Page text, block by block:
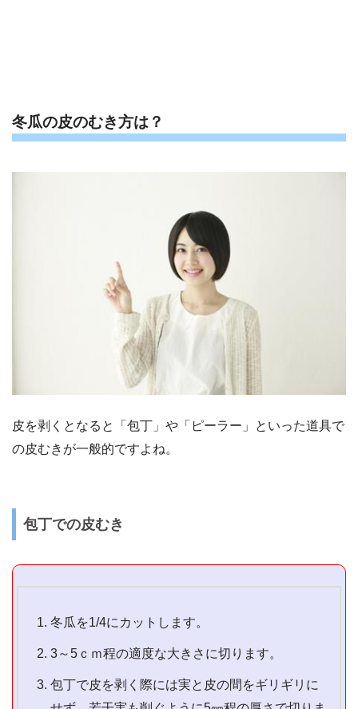
冬瓜の皮のむき方は？
皮を剥くとなると「包丁」や「ピーラー」といった道具で
の皮むきが一般的ですよね。
包丁での皮むき
冬瓜を1/4にカットします。
3～5ｃｍ程の適度な大きさに切ります。
包丁で皮を剥く際には実と皮の間をギリギリに